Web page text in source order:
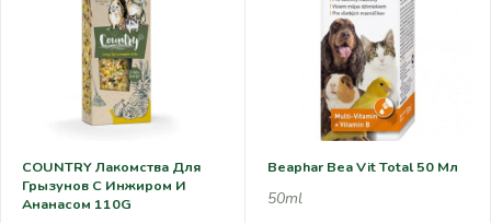
COUNTRY Лакомства Для
Грызунов С Инжиром И
Ананасом 110G
Beaphar Bea Vit Total 50 Мл
50ml